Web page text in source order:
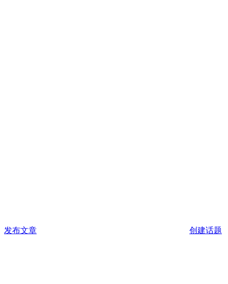
发布文章 创建话题